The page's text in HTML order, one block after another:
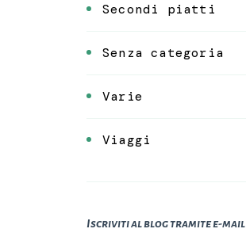
Secondi piatti
Senza categoria
Varie
Viaggi
Iscriviti al blog tramite e-mail